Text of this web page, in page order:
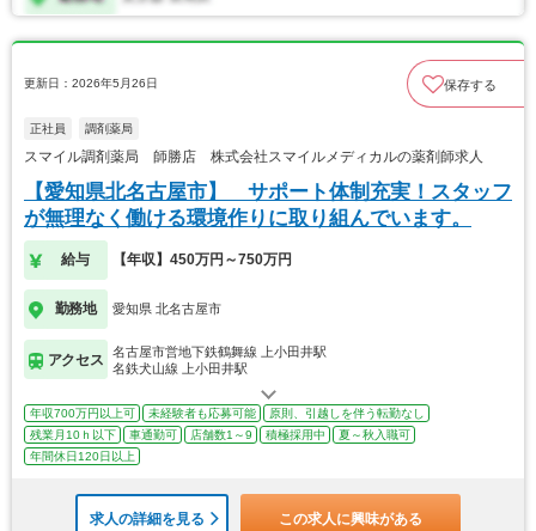
更新日：2026年5月26日 保存する
正社員 調剤薬局
スマイル調剤薬局 師勝店 株式会社スマイルメディカルの薬剤師求人
【愛知県北名古屋市】 サポート体制充実！スタッフ
が無理なく働ける環境作りに取り組んでいます。
給与 【年収】450万円～750万円
勤務地 愛知県 北名古屋市
アクセス
名古屋市営地下鉄鶴舞線 上小田井駅
名鉄犬山線 上小田井駅
年収700万円以上可 未経験者も応募可能
原則、引越しを伴う転勤なし
残業月10ｈ以下
車通勤可 店舗数1～9 積極採用中
夏～秋入職可
年間休日120日以上
求人の詳細を見る この求人に興味がある